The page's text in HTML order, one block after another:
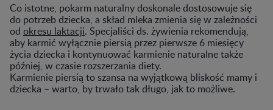
Co istotne, pokarm naturalny doskonale dostosowuje się
do potrzeb dziecka, a skład mleka zmienia się w zależności
od okresu laktacji. Specjaliści ds. żywienia rekomendują,
aby karmić wyłącznie piersią przez pierwsze 6 miesięcy
życia dziecka i kontynuować karmienie naturalne także
później, w czasie rozszerzania diety.
Karmienie piersią to szansa na wyjątkową bliskość mamy i
dziecka – warto, by trwało tak długo, jak to możliwe.